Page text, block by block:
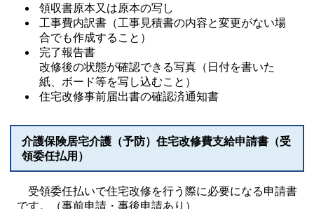
領収書原本又は原本の写し
工事費内訳書（工事見積書の内容と変更がない場
合でも作成すること）
完了報告書
改修後の状態が確認できる写真（日付を書いた
紙、ボード等を写し込むこと）
住宅改修事前届出書の確認済通知書
介護保険居宅介護（予防）住宅改修費支給申請書（受
領委任払用）
受領委任払いで住宅改修を行う際に必要になる申請書
です。（事前申請・事後申請あり）